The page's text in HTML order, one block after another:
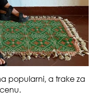
popularni, a trake za